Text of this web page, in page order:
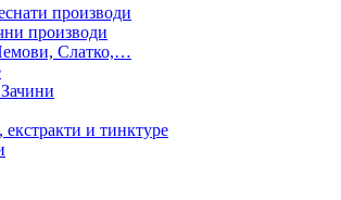
производи
производи
Слатко,…
екстракти и тинктуре